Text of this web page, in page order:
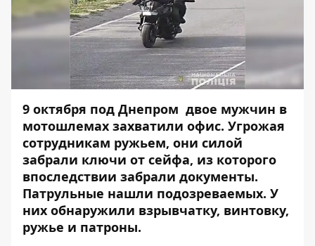
9 октября под Днепром двое мужчин в
мотошлемах захватили офис. Угрожая
сотрудникам ружьем, они силой
забрали ключи от сейфа, из которого
впоследствии забрали документы.
Патрульные нашли подозреваемых. У
них обнаружили взрывчатку, винтовку,
ружье и патроны.